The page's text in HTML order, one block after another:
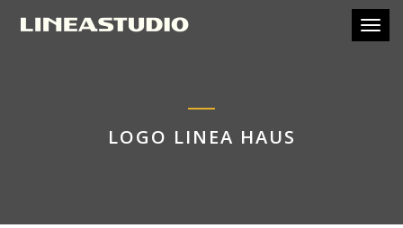
LOGO LINEA HAUS